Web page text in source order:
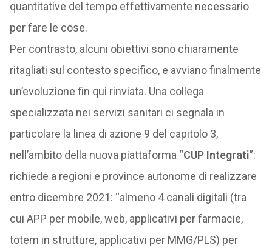
quantitative del tempo effettivamente necessario
per fare le cose.
Per contrasto, alcuni obiettivi sono chiaramente
ritagliati sul contesto specifico, e avviano finalmente
un’evoluzione fin qui rinviata. Una collega
specializzata nei servizi sanitari ci segnala in
particolare la linea di azione 9 del capitolo 3,
nell’ambito della nuova piattaforma “CUP Integrati”:
richiede a regioni e province autonome di realizzare
entro dicembre 2021: “almeno 4 canali digitali (tra
cui APP per mobile, web, applicativi per farmacie,
totem in strutture, applicativi per MMG/PLS) per